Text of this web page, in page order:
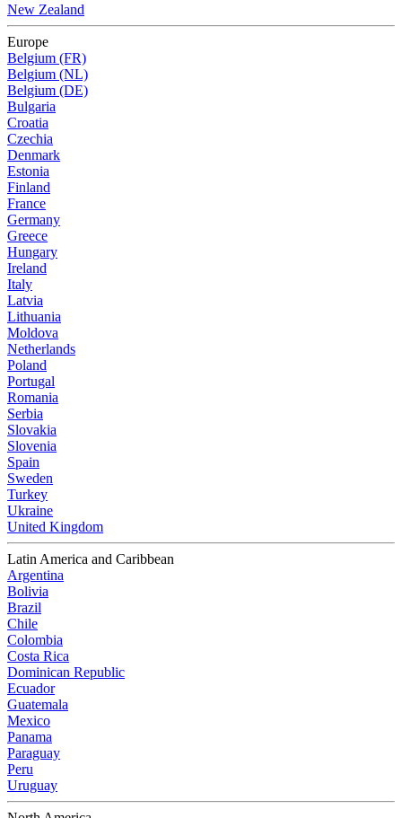
New Zealand
Europe
Belgium (FR)
Belgium (NL)
Belgium (DE)
Bulgaria
Croatia
Czechia
Denmark
Estonia
Finland
France
Germany
Greece
Hungary
Ireland
Italy
Latvia
Lithuania
Moldova
Netherlands
Poland
Portugal
Romania
Serbia
Slovakia
Slovenia
Spain
Sweden
Turkey
Ukraine
United Kingdom
Latin America and Caribbean
Argentina
Bolivia
Brazil
Chile
Colombia
Costa Rica
Dominican Republic
Ecuador
Guatemala
Mexico
Panama
Paraguay
Peru
Uruguay